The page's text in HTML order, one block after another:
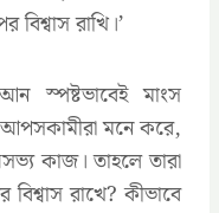
রাখি।’
স্পষ্টভাবেই মাংস
মনে করে,
কাজ। তাহলে তারা
রাখে? কীভাবে